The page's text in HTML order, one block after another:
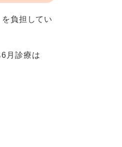
負担してい
月診療は